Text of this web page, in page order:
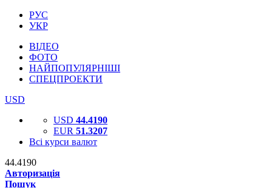
РУС
УКР
ВІДЕО
ФОТО
НАЙПОПУЛЯРНІШІ
СПЕЦПРОЕКТИ
USD
USD 44.4190
EUR 51.3207
Всі курси валют
44.4190
Авторизація
Пошук